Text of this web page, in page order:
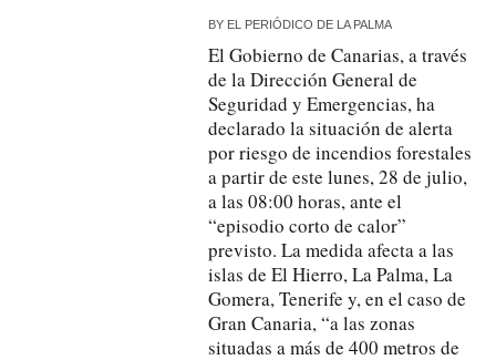
BY EL PERIÓDICO DE LA PALMA
El Gobierno de Canarias, a través
de la Dirección General de
Seguridad y Emergencias, ha
declarado la situación de alerta
por riesgo de incendios forestales
a partir de este lunes, 28 de julio,
a las 08:00 horas, ante el
“episodio corto de calor”
previsto. La medida afecta a las
islas de El Hierro, La Palma, La
Gomera, Tenerife y, en el caso de
Gran Canaria, “a las zonas
situadas a más de 400 metros de